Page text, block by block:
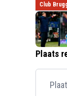
Club
Plaats